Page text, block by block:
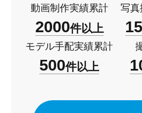
動画制作実績累計
2000件以上
写
モデル手配実績累計
500件以上